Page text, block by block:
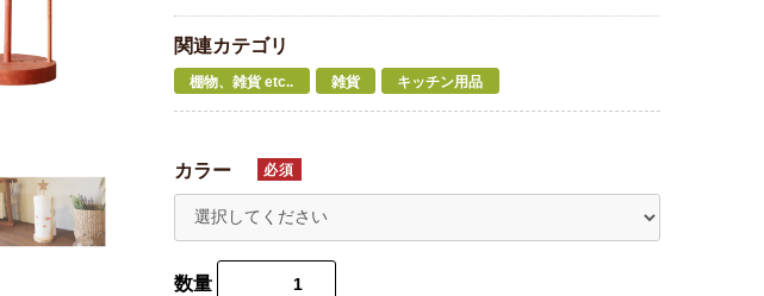
関連カテゴリ
棚物、雑貨 etc.. 雑貨 キッチン用品
カラー 必須
数量